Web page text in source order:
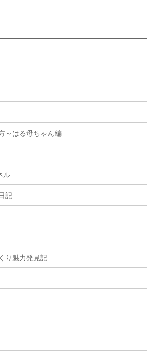
～はる母ちゃん編
ル
記
り魅力発見記